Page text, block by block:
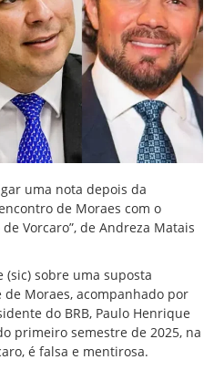
uma nota depois da
de Moraes com o
Vorcaro”, de Andreza Matais
(sic) sobre uma suposta
Moraes, acompanhado por
do BRB, Paulo Henrique
primeiro semestre de 2025, na
é falsa e mentirosa.